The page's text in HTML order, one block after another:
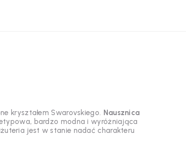
kryształem Swarovskiego. Nausznica
bardzo modna i wyróżniająca
jest w stanie nadać charakteru